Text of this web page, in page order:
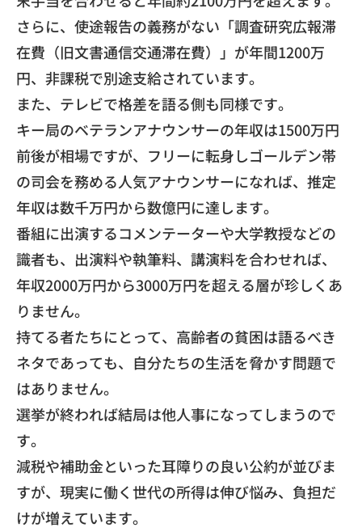
さらに、使途報告の義務がない「調査研究広報滞
在費（旧文書通信交通滞在費）」が年間1200万
円、 非課税で別途支給されています。
また、テレビで格差を語る側も同様です。
キー局のベテランアナウンサーの年収は1500万円
前後が相場ですが、 フリーに転身しゴールデン帯
の司会を務める人気アナウンサーになれば、推定
年収は数千万円から数億円に達します。
番組に出演するコメンテーターや大学教授などの
識者も、 出演料や執筆料、講演料を合わせれば、
年収2000万円から3000万円を超える層が珍しくあ
りません。
​持てる者たちにとって、 高齢者の貧困は語るべき
ネタであっても、 自分たちの生活を脅かす問題で
はありません。
選挙が終われば結局は他人事になってしまうので
す。
減税や補助金といった耳障りの良い公約が並びま
すが、 現実に働く世代の所得は伸び悩み、負担だ
けが増えています。